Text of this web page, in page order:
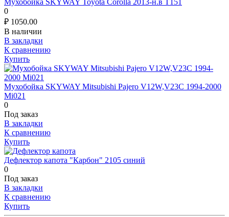
Мухобойка SKYWAY Toyota Corolla 2013-н.в T151
0
₽ 1050.00
В наличии
В закладки
К сравнению
Купить
Мухобойка SKYWAY Mitsubishi Pajero V12W,V23C 1994-2000
Mi021
0
Под заказ
В закладки
К сравнению
Купить
Дефлектор капота "Карбон" 2105 синий
0
Под заказ
В закладки
К сравнению
Купить